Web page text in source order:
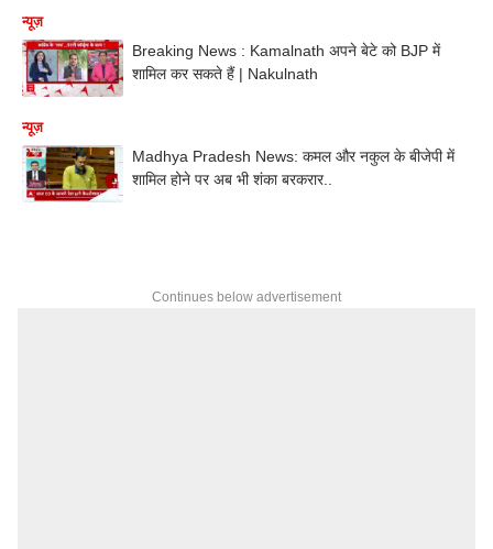
न्यूज़
Breaking News : Kamalnath अपने बेटे को BJP में
शामिल कर सकते हैं | Nakulnath
न्यूज़
Madhya Pradesh News: कमल और नकुल के बीजेपी में
शामिल होने पर अब भी शंका बरकरार..
Continues below advertisement